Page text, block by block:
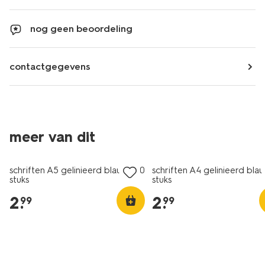
nog geen beoordeling
contactgegevens
meer van dit
nieuw
schriften A5 gelinieerd blauw - 10
stuks
2.
99
schriften A4 gelinieerd
stuks
2.
99